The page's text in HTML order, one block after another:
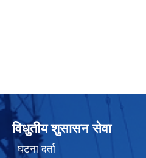
विधुतीय शुसासन सेवा
घटना दर्ता